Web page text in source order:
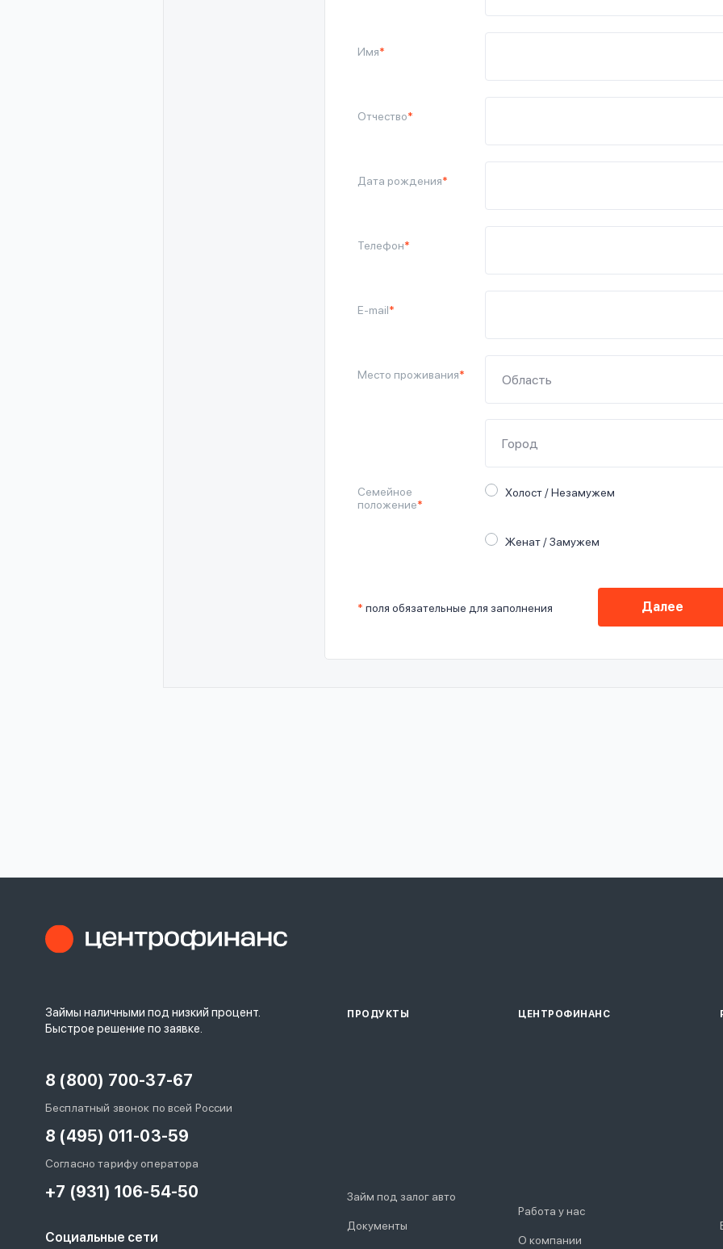
Имя*
Отчество*
Дата рождения*
Телефон*
E-mail*
Место проживания*
Семейное
положение*
Холост / Незамужем
Женат / Замужем
* поля обязательные для заполнения Далее
Займы наличными под низкий процент.
Быстрое решение по заявке.
8 (800) 700-37-67
Бесплатный звонок по всей России
8 (495) 011-03-59
Согласно тарифу оператора
+7 (931) 106-54-50
Социальные сети
ПРОДУКТЫ
Займ под залог авто
Документы
ЦЕНТРОФИНАНС
Работа у нас
О компании